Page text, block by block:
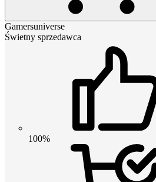
Gamersuniverse
Świetny sprzedawca
100%